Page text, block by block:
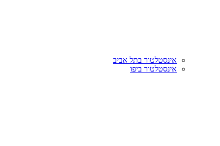
אינסטלטור בתל אביב
אינסטלטור ביפו